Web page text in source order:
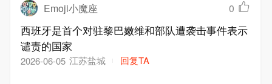
Emoji小魔座 0
西班牙是首个对驻黎巴嫩维和部队遭袭击事件表示
谴责的国家
2026-06-05 江苏盐城 回复TA